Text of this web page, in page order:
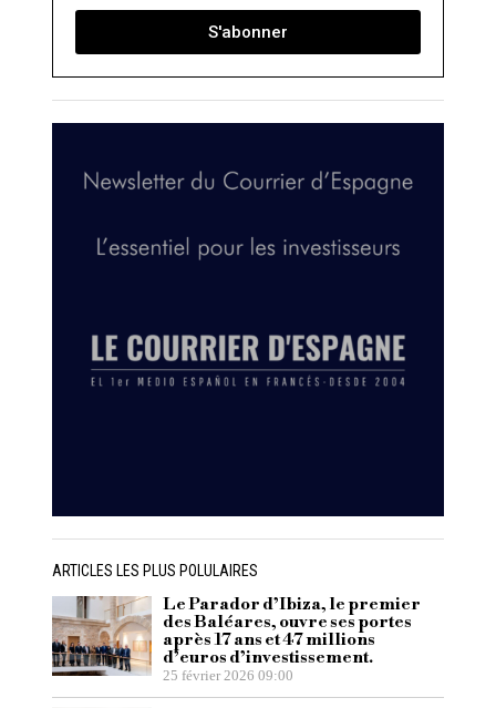
S'abonner
ARTICLES LES PLUS POLULAIRES
Le Parador d’Ibiza, le premier
des Baléares, ouvre ses portes
après 17 ans et 47 millions
d’euros d’investissement.
25 février 2026 09:00